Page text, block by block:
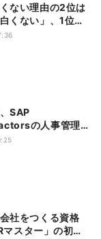
ない理由の2位は
白くない」、1位
SAP
の人事管理機
プレート
社をつくる資格
マスター」の初心